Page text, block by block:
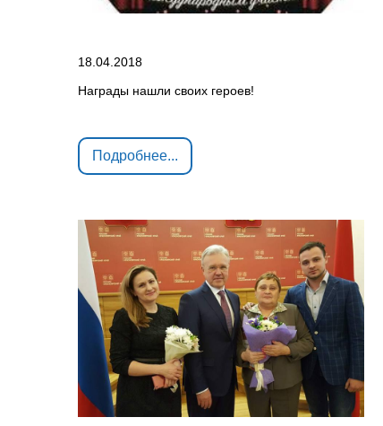
18.04.2018
Награды нашли своих героев!
Подробнее...